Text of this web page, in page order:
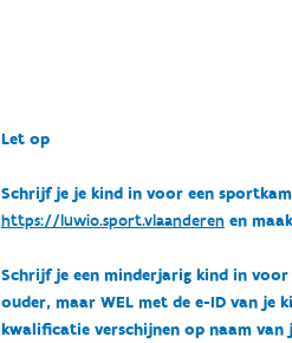
Let op
Schrijf je je kind in voor een
https://luwio.sport.vlaanderenen
Schrijf je een minderjarig kind in voor
ouder, maar WEL met de e-ID van je
kwalificatie verschijnen op naam van